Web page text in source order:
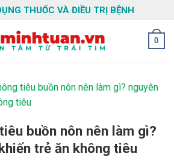
THUỐC VÀ ĐIỀU TRỊ BỆNH
0
tiêu buồn nôn nên làm gì? nguyên
tiêu
buồn nôn nên làm gì?
trẻ ăn không tiêu